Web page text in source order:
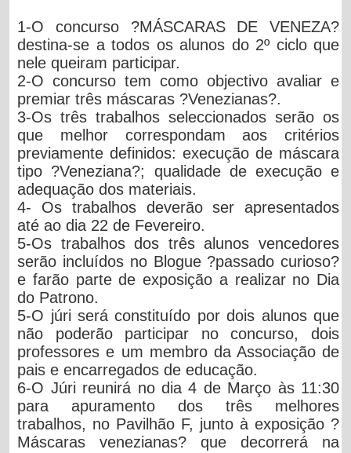
1-O concurso ?MÁSCARAS DE VENEZA?
destina-se a todos os alunos do 2º ciclo que
nele queiram participar.
2-O concurso tem como objectivo avaliar e
premiar três máscaras ?Venezianas?.
3-Os três trabalhos seleccionados serão os
que melhor correspondam aos critérios
previamente definidos: execução de máscara
tipo ?Veneziana?; qualidade de execução e
adequação dos materiais.
4- Os trabalhos deverão ser apresentados
até ao dia 22 de Fevereiro.
5-Os trabalhos dos três alunos vencedores
serão incluídos no Blogue ?passado curioso?
e farão parte de exposição a realizar no Dia
do Patrono.
5-O júri será constituído por dois alunos que
não poderão participar no concurso, dois
professores e um membro da Associação de
pais e encarregados de educação.
6-O Júri reunirá no dia 4 de Março às 11:30
para apuramento dos três melhores
trabalhos, no Pavilhão F, junto à exposição ?
Máscaras venezianas? que decorrerá na